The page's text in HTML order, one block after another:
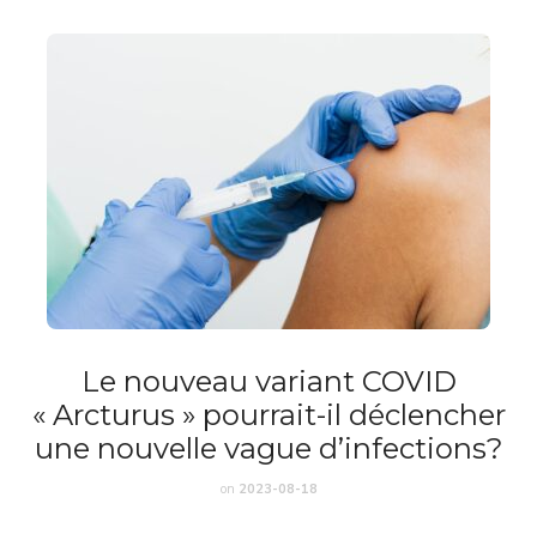
Le nouveau variant COVID
« Arcturus » pourrait-il déclencher
une nouvelle vague d’infections?
on 2023-08-18